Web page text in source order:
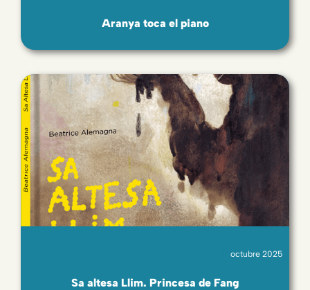
Aranya toca el piano
octubre 2025
Sa altesa Llim. Princesa de Fang